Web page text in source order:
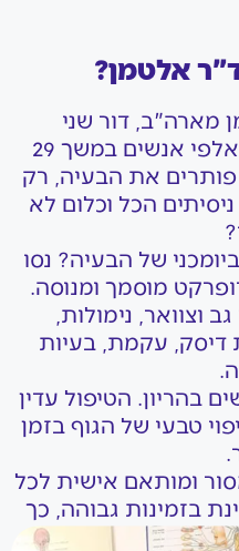
אלטמן?
מארה"ב, דור שני
לכירופרקטים. טיפלתי באלפי אנשים במשך 29
פותרים את הבעיה, רק
הכל וכלום לא
של הבעיה? נסו
מוסמך ומנוסה.
וצוואר, נימולות,
דיסק, עקמת, בעיות
בהריון. הטיפול עדין
ריפוי טבעי של הגוף בזמן
ומותאם אישית לכל
בזמינות גבוהה, כך
ולזכות במענה מהיר.